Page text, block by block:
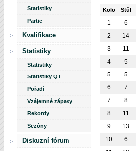
Statistiky
Partie
Kvalifikace
Statistiky
Statistiky
Statistiky QT
Pořadí
Vzájemné zápasy
Rekordy
Sezóny
Diskuzní fórum
Kolo Stůl
1 6
2
14
3
11
4
5
5
5
6
7
7
8
8
11
9
13
10
6